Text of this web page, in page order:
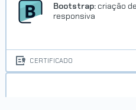
Bootstrap: criação
responsiva
CERTIFICADO